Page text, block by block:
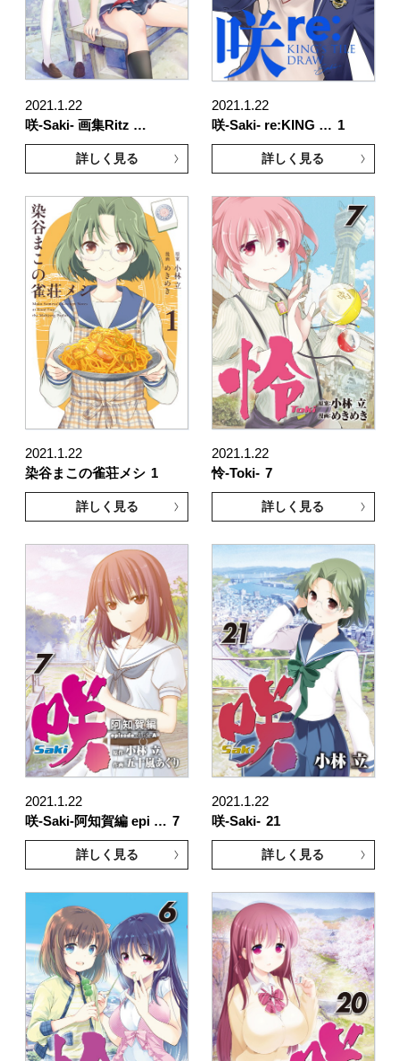
2021.1.22
咲-Saki- 画集Ritz …
詳しく見る
2021.1.22
咲-Saki- re:KING … 1
詳しく見る
2021.1.22
染谷まこの雀荘メシ 1
詳しく見る
2021.1.22
怜-Toki- 7
詳しく見る
2021.1.22
咲-Saki-阿知賀編 epi … 7
詳しく見る
2021.1.22
咲-Saki- 21
詳しく見る